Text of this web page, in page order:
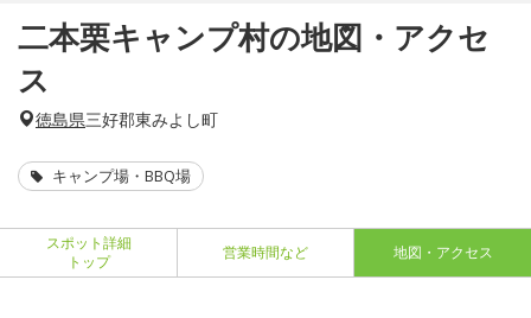
二本栗キャンプ村の地図・アクセ
ス
徳島県三好郡東みよし町
キャンプ場・BBQ場
スポット詳細
トップ
営業時間など 地図・アクセス